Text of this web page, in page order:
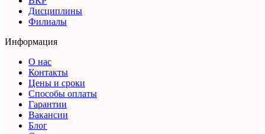
Дисциплины
Филиалы
Информация
О нас
Контакты
Цены и сроки
Способы оплаты
Гарантии
Вакансии
Блог